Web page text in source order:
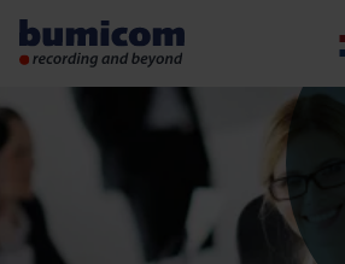
English
Bumicom
Over Bumicom
Bumicom
Over Bumicom
Bumicom referenties